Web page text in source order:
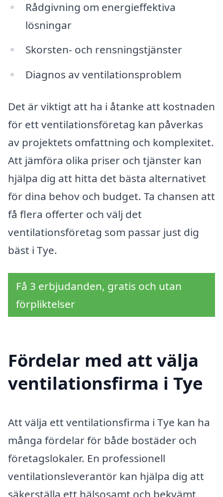
Rådgivning om energieffektiva
lösningar
Skorsten- och rensningstjänster
Diagnos av ventilationsproblem
Det är viktigt att ha i åtanke att kostnaden
för ett ventilationsföretag kan påverkas
av projektets omfattning och komplexitet.
Att jämföra olika priser och tjänster kan
hjälpa dig att hitta det bästa alternativet
för dina behov och budget. Ta chansen att
få flera offerter och välj det
ventilationsföretag som passar just dig
bäst i Tye.
Få 3 erbjudanden, gratis och utan
förpliktelser
Fördelar med att välja
ventilationsfirma i Tye
Att välja ett ventilationsfirma i Tye kan ha
många fördelar för både bostäder och
företagslokaler. En professionell
ventilationsleverantör kan hjälpa dig att